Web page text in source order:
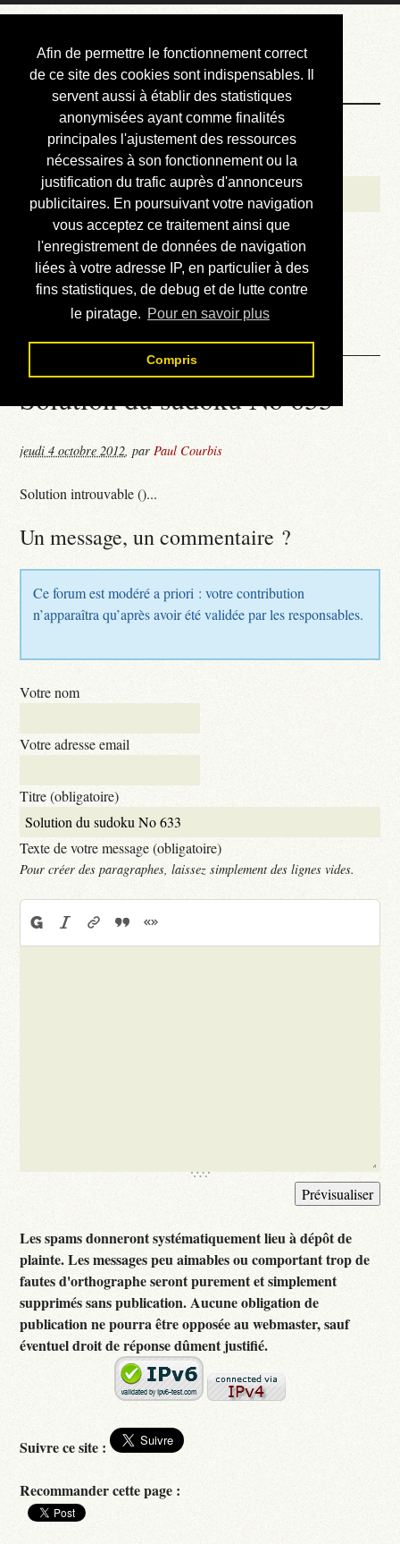
Afin de permettre le fonctionnement correct
de ce site des cookies sont indispensables. Il
servent aussi à établir des statistiques
anonymisées ayant comme finalités
principales l'ajustement des ressources
nécessaires à son fonctionnement ou la
justification du trafic auprès d'annonceurs
publicitaires. En poursuivant votre navigation
vous acceptez ce traitement ainsi que
l'enregistrement de données de navigation
liées à votre adresse IP, en particulier à des
fins statistiques, de debug et de lutte contre
le piratage. Pour en savoir plus
Compris
Courbis, « LE »
Blog Officiel
Bienvenue
Réalisations
Divers (et d’été)
Annonces
Liens externes
Téléchargement
Contact
Solution du sudoku No 633
jeudi 4 octobre 2012,parPaul Courbis
Solution introuvable ()...
Un message, un commentaire ?
Ce forum est modéré a priori : votre contribution
n’apparaîtra qu’après avoir été validée par les responsables.
Votre nom
Votre adresse email
Titre (obligatoire)
Texte de votre message (obligatoire)
Pour créer des paragraphes, laissez simplement des lignes vides.
Les spams donneront systématiquement lieu à dépôt de
plainte. Les messages peu aimables ou comportant trop de
fautes d'orthographe seront purement et simplement
supprimés sans publication. Aucune obligation de
publication ne pourra être opposée au webmaster, sauf
éventuel droit de réponse dûment justifié.
Suivre ce site :
Recommander cette page :